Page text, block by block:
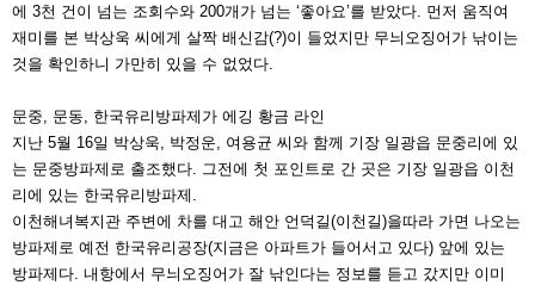
에 3천 건이 넘는 조회수와 200개가 넘는 ‘좋아요’를 받았다. 먼저 움직여
재미를 본 박상욱 씨에게 살짝 배신감(?)이 들었지만 무늬오징어가 낚이는
것을 확인하니 가만히 있을 수 없었다.
문중, 문동, 한국유리방파제가 에깅 황금 라인
지난 5월 16일 박상욱, 박정운, 여용균 씨와 함께 기장 일광읍 문중리에 있
는 문중방파제로 출조했다. 그전에 첫 포인 트로 간 곳은 기장 일광읍 이천
리에 있는 한국유리방파제.
이천해녀복지관 주변에 차를 대고 해안 언덕길(이천길)을따라 가면 나오는
방파제로 예전 한국유리공장(지금은 아파트가 들어서고 있다) 앞에 있는
방파제다. 내항에서 무늬오징어가 잘 낚인다는 정보를 듣고 갔지만 이미